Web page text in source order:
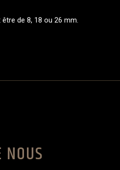
de 8, 18 ou 26 mm.